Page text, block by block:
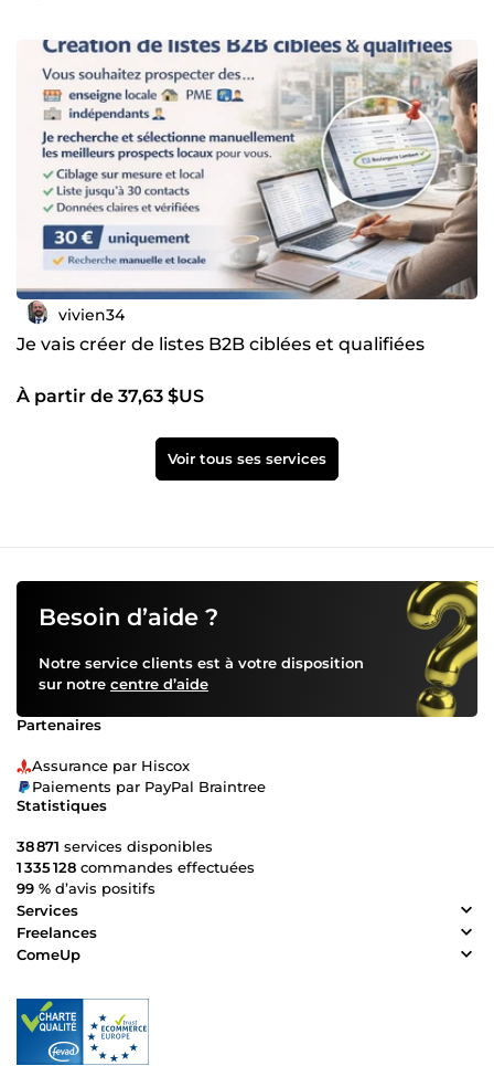
vivien34
Je vais créer de listes B2B ciblées et qualifiées
À partir de 37,63 $US
Voir tous ses services
Besoin d’aide ?
Notre service clients est à votre disposition
sur notre centre d’aide
Partenaires
Assurance par Hiscox
Paiements par PayPal Braintree
Statistiques
38 871 services disponibles
1 335 128 commandes effectuées
99 % d’avis positifs
Services
Freelances
ComeUp